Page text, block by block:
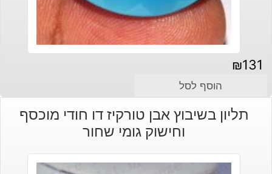
₪131
הוסף לסל
תליון בשיבוץ אבן טורקיז דו חודי מוכסף
וחישוק גומי שחור